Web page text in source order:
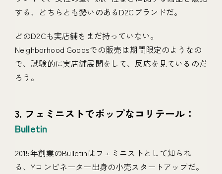
する、どちらとも勢いのあるD2Cブランドだ。
どのD2Cも実店舗をまだ持っていない。
Neighborhood Goodsでの販売は期間限定のようなの
で、試験的に実店舗展開をして、反応を見ているのだ
ろう。
3. フェミニストでポップなコリテール：
Bulletin
2015年創業のBulletinはフェミニストとして知られ
る、Yコンビネーター出身の小売スタートアップだ。